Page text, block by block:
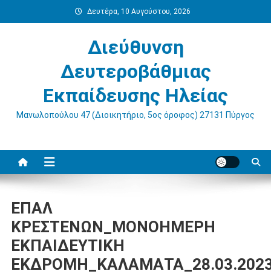
στο
Δευτέρα, 10 Αυγούστου, 2026
Διεύθυνση
Δευτεροβάθμιας
Εκπαίδευσης Ηλείας
Μανωλοπούλου 47 (Διοικητήριο, 5ος όροφος) 27131 Πύργος
ΕΠΑΛ
ΚΡΕΣΤΕΝΩΝ_ΜΟΝΟΗΜΕΡΗ
ΕΚΠΑΙΔΕΥΤΙΚΗ